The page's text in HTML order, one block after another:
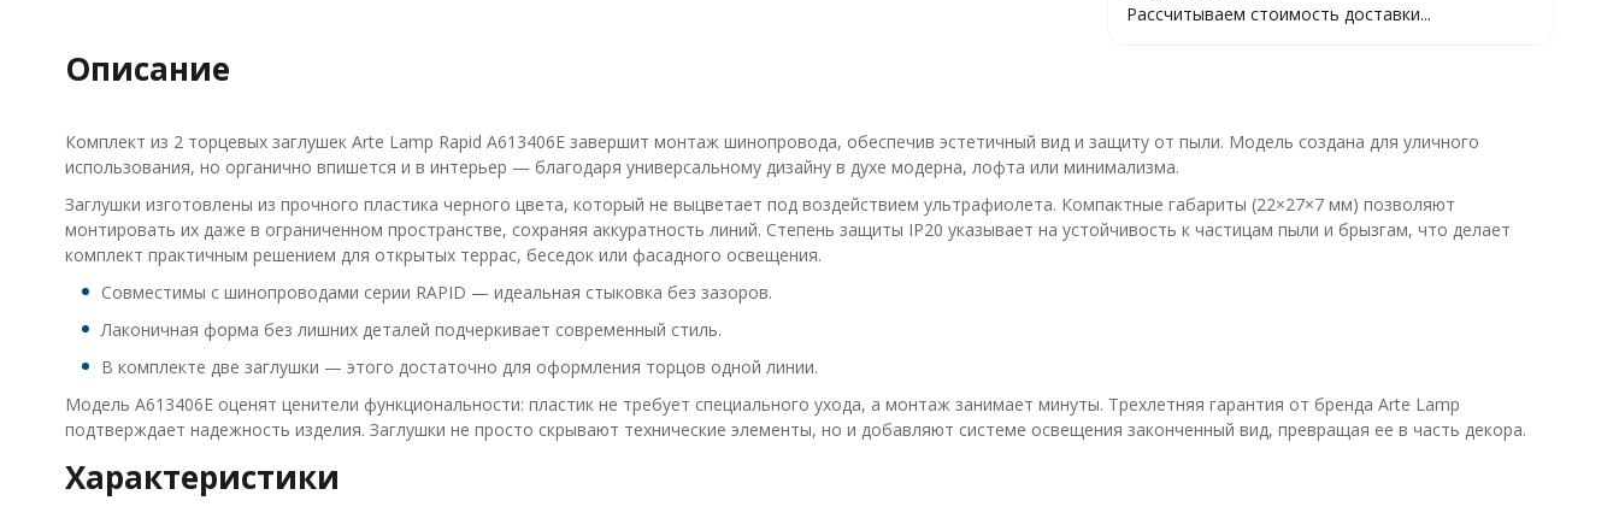
Рассчитываем стоимость доставки...
Описание
Комплект из 2 торцевых заглушек Arte Lamp Rapid A613406E завершит монтаж шинопровода, обеспечив эстетичный вид и защиту от пыли. Модель создана для уличного
использования, но органично впишется и в интерьер — благодаря универсальному дизайну в духе модерна, лофта или минимализма.
Заглушки изготовлены из прочного пластика черного цвета, который не выцветает под воздействием ультрафиолета. Компактные габариты (22×27×7 мм) позволяют
монтировать их даже в ограниченном пространстве, сохраняя аккуратность линий. Степень защиты IP20 указывает на устойчивость к частицам пыли и брызгам, что делает
комплект практичным решением для открытых террас, беседок или фасадного освещения.
Совместимы с шинопроводами серии RAPID — идеальная стыковка без зазоров.
Лаконичная форма без лишних деталей подчеркивает современный стиль.
В комплекте две заглушки — этого достаточно для оформления торцов одной линии.
Модель A613406E оценят ценители функциональности: пластик не требует специального ухода, а монтаж занимает минуты. Трехлетняя гарантия от бренда Arte Lamp
подтверждает надежность изделия. Заглушки не просто скрывают технические элементы, но и добавляют системе освещения законченный вид, превращая ее в часть декора.
Характеристики